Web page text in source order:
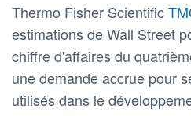
Thermo Fisher Scientific
estimations de Wall Street
chiffre d'affaires du
une demande accrue pour
utilisés dans le